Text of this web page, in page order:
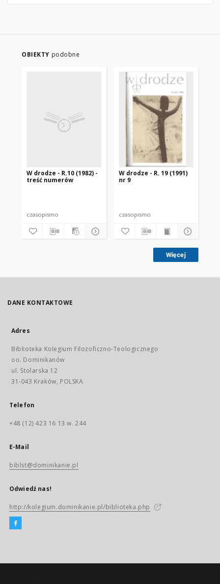
OBIEKTY podobne
W drodze - R.10 (1982) -
treść numerów
czasopismo
W drodze - R. 19 (1991)
nr 9
czasopismo
Więcej
DANE KONTAKTOWE
Adres
Biblioteka Kolegium Filozoficzno-Teologicznego
oo. Dominikanów
ul. Stolarska 12
31-043 Kraków, POLSKA
Telefon
+48 (12) 423 16 13 w. 244
E-Mail
biblst@dominikanie.pl
Odwiedź nas!
http://kolegium.dominikanie.pl/biblioteka.php